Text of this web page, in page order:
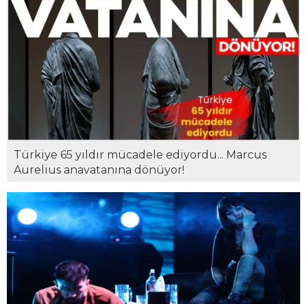
Türkiye 65 yıldır mücadele ediyordu... Marcus
Aurelius anavatanına dönüyor!